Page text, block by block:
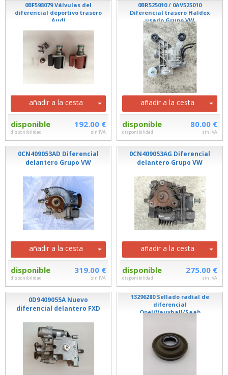
0BF598079 Válvulas del
diferencial deportivo trasero
Audi
añadir a la cesta
disponible
disponibilidad
192.00 €
sin IVA
0BR525010 / 0AV525010
Diferencial trasero Haldex
usado Grupo VW
añadir a la cesta
disponible
disponibilidad
80.00 €
sin IVA
0CN409053AD Diferencial
delantero Grupo VW
añadir a la cesta
disponible
disponibilidad
319.00 €
sin IVA
0CN409053AG Diferencial
delantero Grupo VW
añadir a la cesta
disponible
disponibilidad
275.00 €
sin IVA
0D9409055A Nuevo
diferencial delantero FXD
13296280 Sellado radial de
diferencial
Opel/Vauxhall/Saab